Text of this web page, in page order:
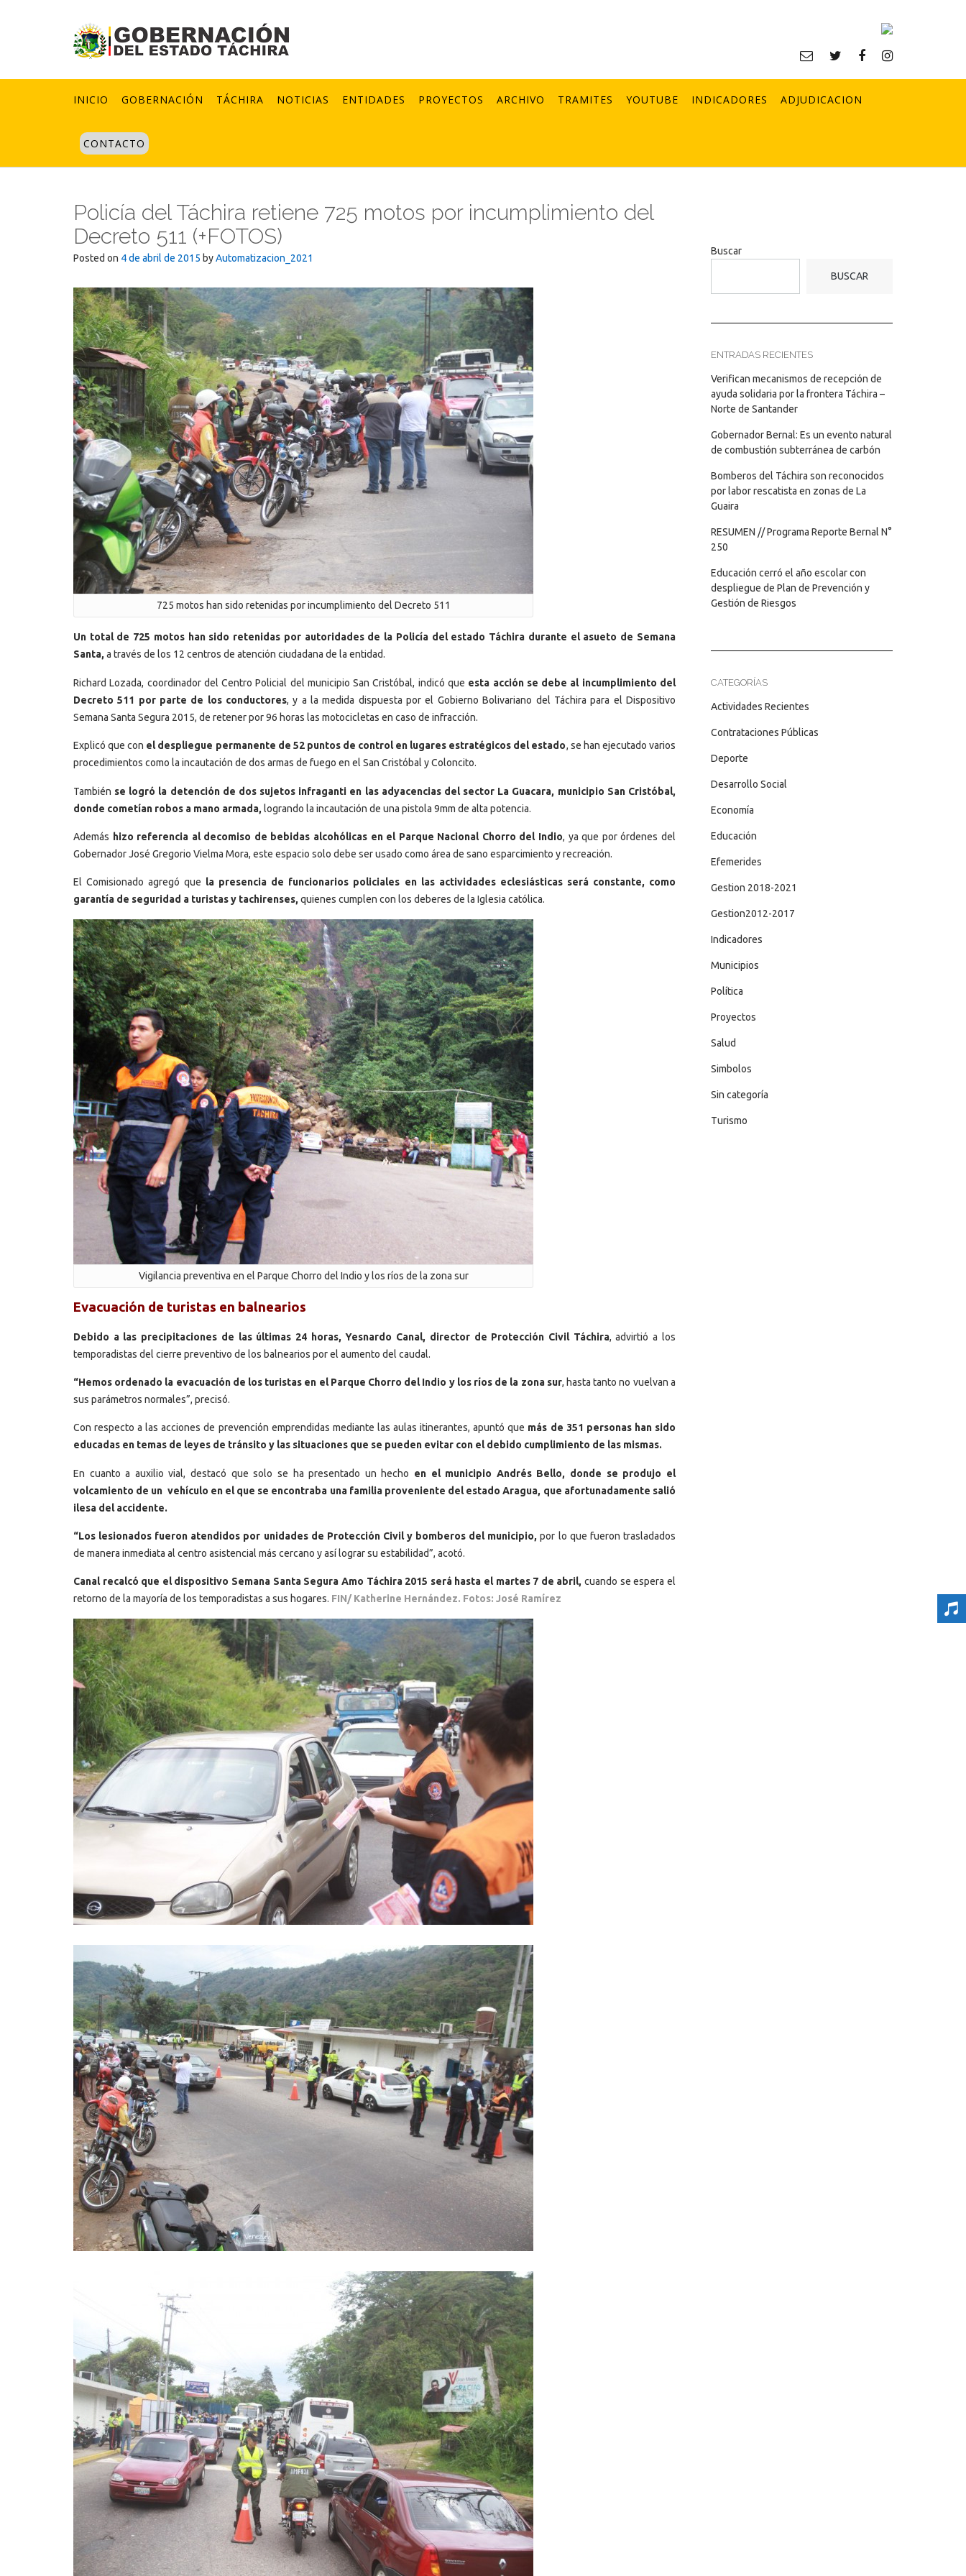
INICIO GOBERNACIÓN TÁCHIRA NOTICIAS ENTIDADES PROYECTOS ARCHIVO TRAMITES YOUTUBE INDICADORES ADJUDICACION
CONTACTO
Policía del Táchira retiene 725 motos por incumplimiento del
Decreto 511 (+FOTOS)
Posted on 4 de abril de 2015 byAutomatizacion_2021
725 motos han sido retenidas por incumplimiento del Decreto 511
Un total de 725 motos han sido retenidas por autoridades de la Policía del estado Táchira durante el asueto de Semana
Santa, a través de los 12 centros de atención ciudadana de la entidad.
Richard Lozada, coordinador del Centro Policial del municipio San Cristóbal, indicó que esta acción se debe al incumplimiento del
Decreto 511 por parte de los conductores, y a la medida dispuesta por el Gobierno Bolivariano del Táchira para el Dispositivo
Semana Santa Segura 2015, de retener por 96 horas las motocicletas en caso de infracción.
Explicó que con el despliegue permanente de 52 puntos de control en lugares estratégicos del estado, se han ejecutado varios
procedimientos como la incautación de dos armas de fuego en el San Cristóbal y Coloncito.
También se logró la detención de dos sujetos infraganti en las adyacencias del sector La Guacara, municipio San Cristóbal,
donde cometían robos a mano armada, logrando la incautación de una pistola 9mm de alta potencia.
Además hizo referencia al decomiso de bebidas alcohólicas en el Parque Nacional Chorro del Indio, ya que por órdenes del
Gobernador José Gregorio Vielma Mora, este espacio solo debe ser usado como área de sano esparcimiento y recreación.
El Comisionado agregó que la presencia de funcionarios policiales en las actividades eclesiásticas será constante, como
garantía de seguridad a turistas y tachirenses, quienes cumplen con los deberes de la Iglesia católica.
Vigilancia preventiva en el Parque Chorro del Indio y los ríos de la zona sur
Evacuación de turistas en balnearios
Debido a las precipitaciones de las últimas 24 horas, Yesnardo Canal, director de Protección Civil Táchira, advirtió a los
temporadistas del cierre preventivo de los balnearios por el aumento del caudal.
“Hemos ordenado la evacuación de los turistas en el Parque Chorro del Indio y los ríos de la zona sur, hasta tanto no vuelvan a
sus parámetros normales”, precisó.
Con respecto a las acciones de prevención emprendidas mediante las aulas itinerantes, apuntó que más de 351 personas han sido
educadas en temas de leyes de tránsito y las situaciones que se pueden evitar con el debido cumplimiento de las mismas.
En cuanto a auxilio vial, destacó que solo se ha presentado un hecho en el municipio Andrés Bello, donde se produjo el
volcamiento de un vehículo en el que se encontraba una familia proveniente del estado Aragua, que afortunadamente salió
ilesa del accidente.
“Los lesionados fueron atendidos por unidades de Protección Civil y bomberos del municipio, por lo que fueron trasladados
de manera inmediata al centro asistencial más cercano y así lograr su estabilidad”, acotó.
Canal recalcó que el dispositivo Semana Santa Segura Amo Táchira 2015 será hasta el martes 7 de abril, cuando se espera el
retorno de la mayoría de los temporadistas a sus hogares. FIN/ Katherine Hernández. Fotos: José Ramírez
Buscar
BUSCAR
ENTRADAS RECIENTES
Verifican mecanismos de recepción de
ayuda solidaria por la frontera Táchira –
Norte de Santander
Gobernador Bernal: Es un evento natural
de combustión subterránea de carbón
Bomberos del Táchira son reconocidos
por labor rescatista en zonas de La
Guaira
RESUMEN // Programa Reporte Bernal N°
250
Educación cerró el año escolar con
despliegue de Plan de Prevención y
Gestión de Riesgos
CATEGORÍAS
Actividades Recientes
Contrataciones Públicas
Deporte
Desarrollo Social
Economía
Educación
Efemerides
Gestion 2018-2021
Gestion2012-2017
Indicadores
Municipios
Política
Proyectos
Salud
Simbolos
Sin categoría
Turismo